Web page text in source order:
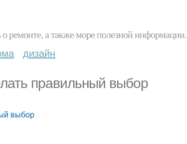
о ремонте, а также море полезной информации.
дизайн
правильный выбор
выбор